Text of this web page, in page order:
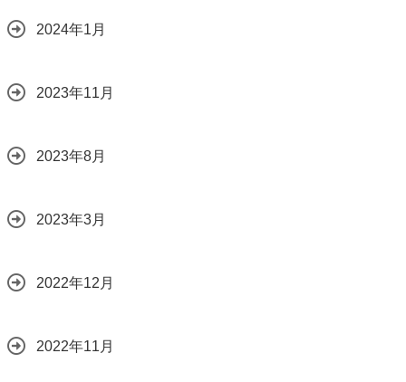
2024年1月
2023年11月
2023年8月
2023年3月
2022年12月
2022年11月